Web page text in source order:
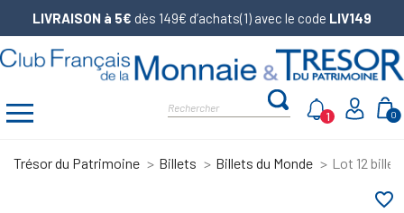
LIVRAISON à 5€ dès 149€ d’achats(1) avec le code LIV149
0
1
Trésor du Patrimoine Billets Billets du Monde Lot 12
favorite_border